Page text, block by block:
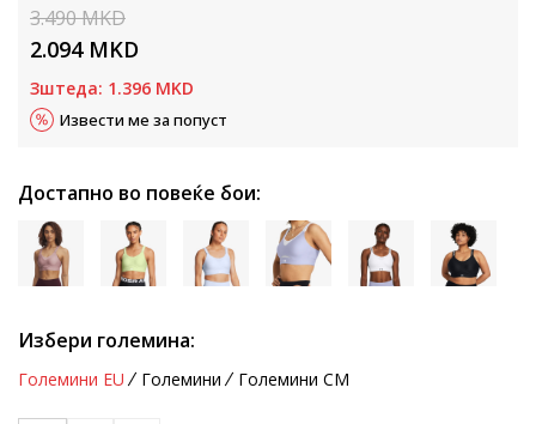
3.490MKD
2.094 MKD
Зштеда: 1.396 MKD
Извести ме за попуст
Достапно во повеќе бои:
Избери големина:
Големини EU Големини Големини CM